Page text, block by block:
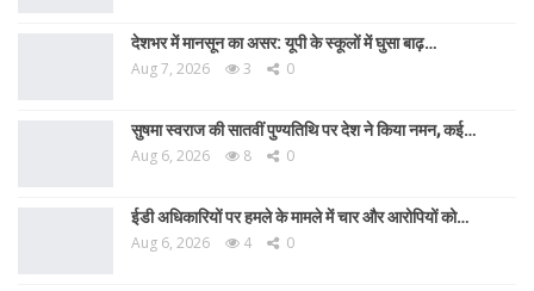
देशभर में मानसून का असर: यूपी के स्कूलों में घुसा बाढ़…
Aug 7, 2026 3 0
सुषमा स्वराज की सातवीं पुण्यतिथि पर देश ने किया नमन, कई…
Aug 6, 2026 8 0
ईडी अधिकारियों पर हमले के मामले में चार और आरोपियों को…
Aug 6, 2026 4 0